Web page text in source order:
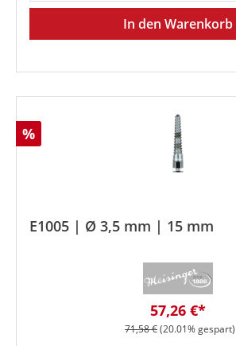
In den Warenkorb
Rabatt
%
E1005 | Ø 3,5 mm | 15 mm
Verkaufspreis:
57,26 €*
Regulärer Preis:
71,58 €(20.01% gespart)